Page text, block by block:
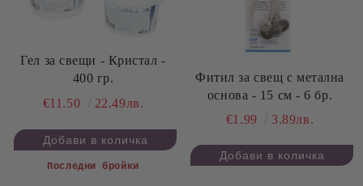
Гел за свещи - Кристал -
400 гр.
€11.50
22.49лв.
Последни бройки
Фитил за свещ с метална
основа - 15 см - 6 бр.
€1.99
3.89лв.